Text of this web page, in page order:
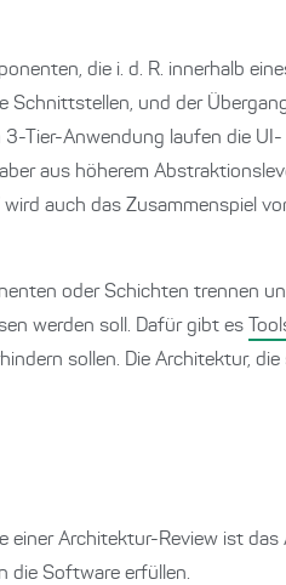
die i. d. R. innerhalb
Schnittstellen, und der
Tier-Anwendung laufen die
aus höherem
auch das Zusammenspiel
oder Schichten trennen
werden soll. Dafür gibt es
sollen. Die Architektur,
einer Architektur-Review ist
die Software erfüllen.